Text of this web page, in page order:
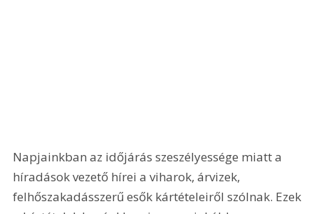
Napjainkban az időjárás szeszélyessége miatt a
híradások vezető hírei a viharok, árvizek,
felhőszakadásszerű esők kártételeiről szólnak. Ezek